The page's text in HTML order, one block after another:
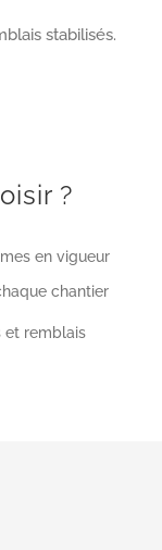
stabilisés.
?
en vigueur
chantier
et remblais